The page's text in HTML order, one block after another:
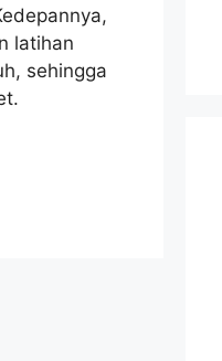
latihan
sehingga